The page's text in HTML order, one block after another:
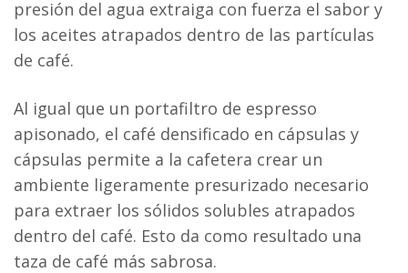
presión del agua extraiga con fuerza el sabor y
los aceites atrapados dentro de las partículas
de café.
Al igual que un portafiltro de espresso
apisonado, el café densificado en cápsulas y
cápsulas permite a la cafetera crear un
ambiente ligeramente presurizado necesario
para extraer los sólidos solubles atrapados
dentro del café. Esto da como resultado una
taza de café más sabrosa.